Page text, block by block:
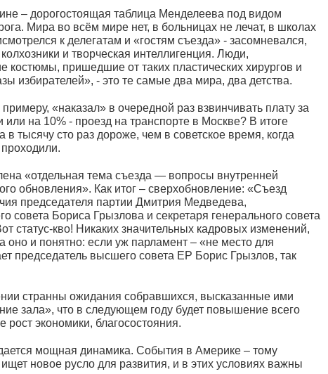
– дорогостоящая таблица Менделеева под видом
Мира во всём мире нет, в больницах не лечат, в школах
к делегатам и «гостям съезда» - засомневался,
колхозники и творческая интеллигенция. Люди,
костюмы, пришедшие от таких пластических хирургов и
избирателей», - это те самые два мира, два детства.
примеру, «наказал» в очередной раз взвинчивать плату за
или на 10% - проезд на транспорте в Москве? В итоге
в тысячу сто раз дороже, чем в советское время, когда
«отдельная тема съезда — вопросы внутренней
обновления». Как итог – сверхобновление: «Съезд
председателя партии Дмитрия Медведева,
совета Бориса Грызлова и секретаря генерального совета
статус-кво! Никаких значительных кадровых изменений,
оно и понятно: если уж парламент – «не место для
председатель высшего совета ЕР Борис Грызлов, так
странны ожидания собравшихся, высказанные ими
зала», что в следующем году будет повышение всего
рост экономики, благосостояния.
мощная динамика. События в Америке – тому
новое русло для развития, и в этих условиях важны